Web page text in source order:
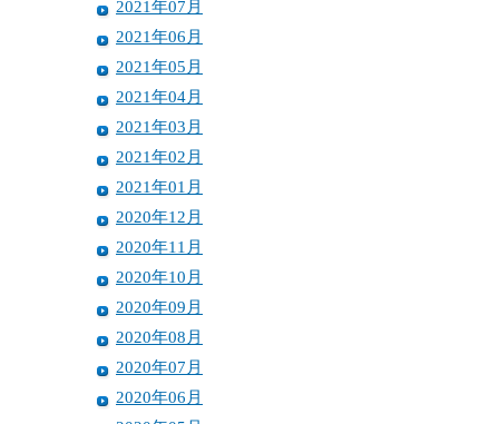
2021年07月
2021年06月
2021年05月
2021年04月
2021年03月
2021年02月
2021年01月
2020年12月
2020年11月
2020年10月
2020年09月
2020年08月
2020年07月
2020年06月